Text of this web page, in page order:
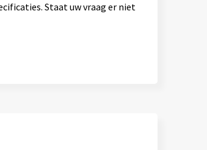
Staat uw vraag er niet